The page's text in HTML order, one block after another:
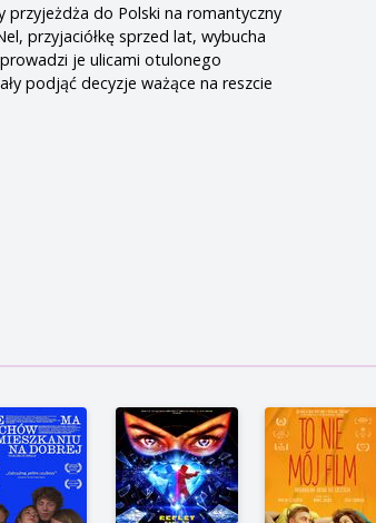
przyjeżdża do Polski na romantyczny
przyjaciółkę sprzed lat, wybucha
je ulicami otulonego
podjąć decyzje ważące na reszcie